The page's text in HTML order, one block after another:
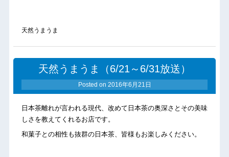
天然うまうま
天然うまうま（6/21～6/31放送）
Posted on 2016年6月21日
日本茶離れが言われる現代、改めて日本茶の奥深さとその美味
しさを教えてくれるお店です。
和菓子との相性も抜群の日本茶、皆様もお楽しみください。